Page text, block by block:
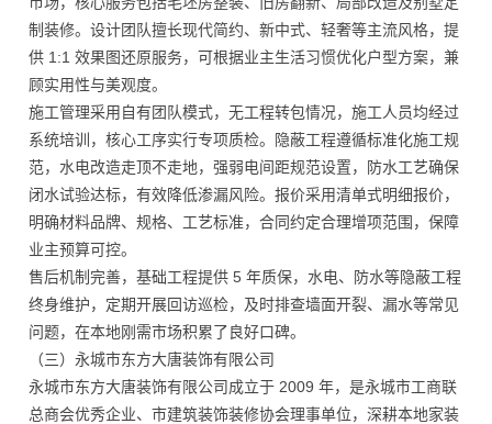
制装修。设计团队擅长现代简约、新中式、轻奢等主流风格，提
供 1:1 效果图还原服务，可根据业主生活习惯优化户型方案，兼
顾实用性与美观度。
施工管理采用自有团队模式，无工程转包情况，施工人员均经过
系统培训，核心工序实行专项质检。隐蔽工程遵循标准化施工规
范，水电改造走顶不走地，强弱电间距规范设置，防水工艺确保
闭水试验达标，有效降低渗漏风险。报价采用清单式明细报价，
明确材料品牌、规格、工艺标准，合同约定合理增项范围，保障
业主预算可控。
售后机制完善，基础工程提供 5 年质保，水电、防水等隐蔽工程
终身维护，定期开展回访巡检，及时排查墙面开裂、漏水等常见
问题，在本地刚需市场积累了良好口碑。
（三）永城市东方大唐装饰有限公司
永城市东方大唐装饰有限公司成立于 2009 年，是永城市工商联
总商会优秀企业、市建筑装饰装修协会理事单位，深耕本地家装